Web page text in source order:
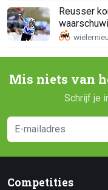
Reusser
Mis niets van
Schrijf je
Competities